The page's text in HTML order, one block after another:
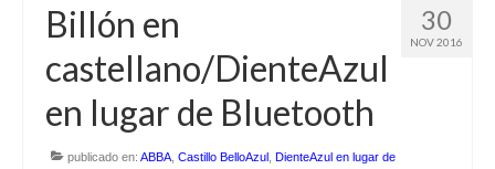
30
NOV 2016
Billón en
castellano/DienteAzul
en lugar de Bluetooth
publicado en: ABBA Castillo BelloAzul DienteAzul en lugar de